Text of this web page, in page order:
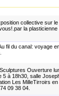
collective sur
la plasticienne
fil du canal: voyage
Ouverture
5 à 18h30, salle
Les MilleTirroirs
09 38 04.